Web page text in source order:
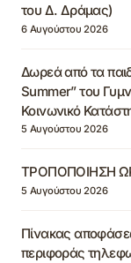
του Δ. Δράμας)
6 Αυγούστου 2026
Δωρεά από τα
Summer” του
Κοινωνικό
5 Αυγούστου 2026
ΤΡΟΠΟΠΟΙΗΣΗ
5 Αυγούστου 2026
Πίνακας
περιφοράς